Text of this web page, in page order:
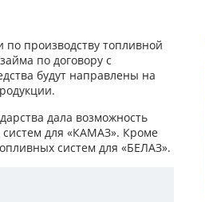
производству топливной
по договору с
будут направлены на
дала возможность
для «КАМАЗ». Кроме
систем для «БЕЛАЗ».